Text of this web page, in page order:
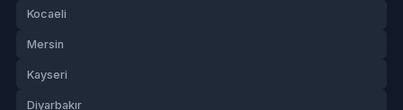
Kocaeli
Mersin
Kayseri
Diyarbakır